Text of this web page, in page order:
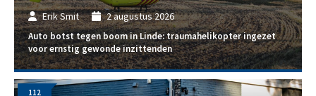
Erik Smit 2 augustus 2026
Auto botst tegen boom in Linde: traumahelikopter ingezet
voor ernstig gewonde inzittenden
112